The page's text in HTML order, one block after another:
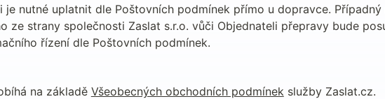
je nutné uplatnit dle Poštovních podmínek přímo u dopravce. Případný
ze strany společnosti Zaslat s.r.o. vůči Objednateli přepravy bude
řízení dle Poštovních podmínek.
na základě Všeobecných obchodních podmínek služby Zaslat.cz.